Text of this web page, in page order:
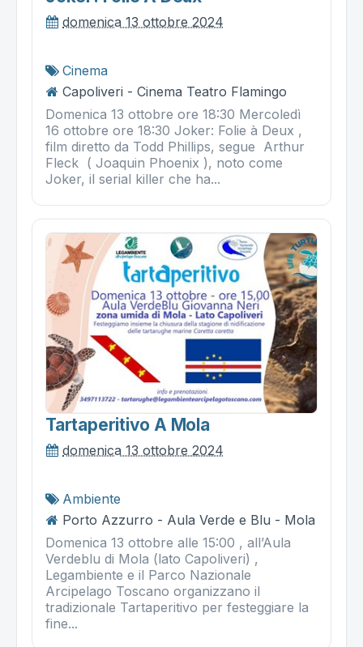
domenica 13 ottobre 2024
Cinema
Capoliveri - Cinema Teatro Flamingo
Domenica 13 ottobre ore 18:30 Mercoledì
16 ottobre ore 18:30 Joker: Folie à Deux ,
film diretto da Todd Phillips, segue Arthur
Fleck ( Joaquin Phoenix ), noto come
Joker, il serial killer che ha...
Tartaperitivo A Mola
domenica 13 ottobre 2024
Ambiente
Porto Azzurro - Aula Verde e Blu - Mola
Domenica 13 ottobre alle 15:00 , all’Aula
Verdeblu di Mola (lato Capoliveri) ,
Legambiente e il Parco Nazionale
Arcipelago Toscano organizzano il
tradizionale Tartaperitivo per festeggiare la
fine...